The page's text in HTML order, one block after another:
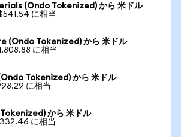
(Ondo Tokenized) から 米ドル
に相当
(Ondo Tokenized) から 米ドル
に相当
Tokenized) から 米ドル
に相当
から 米ドル
に相当